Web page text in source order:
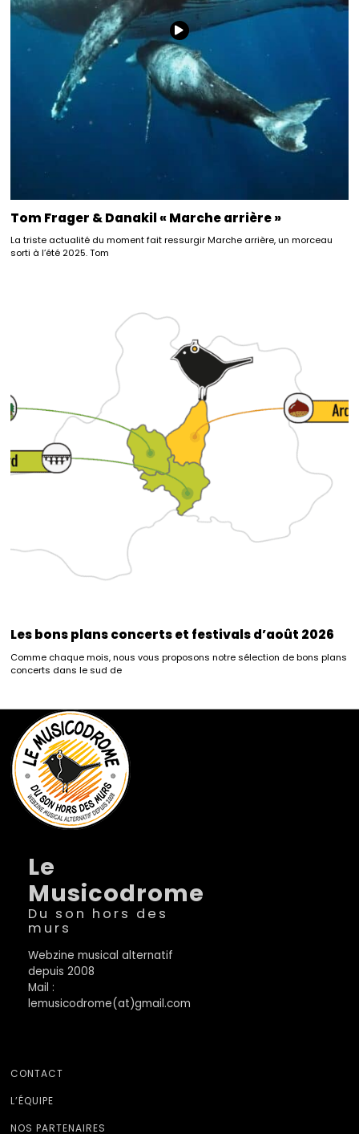
Tom Frager & Danakil « Marche arrière »
La triste actualité du moment fait ressurgir Marche arrière, un morceau
sorti à l’été 2025. Tom
Les bons plans concerts et festivals d’août 2026
Comme chaque mois, nous vous proposons notre sélection de bons plans
concerts dans le sud de
Le
Musicodrome
Du son hors des
murs
Webzine musical alternatif
depuis 2008
Mail :
lemusicodrome(at)gmail.com
CONTACT
L’ÉQUIPE
NOS PARTENAIRES